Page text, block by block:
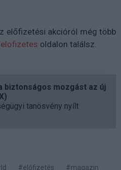
előfizetési akcióról még több
oldalon találsz.
biztonságos mozgást az új
tanösvény nyílt
#előfizetés #magazin